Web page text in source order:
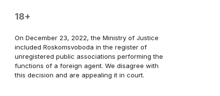
18+
On December 23, 2022, the Ministry of Justice
included Roskomsvoboda in the register of
unregistered public associations performing the
functions of a foreign agent. We disagree with
this decision and are appealing it in court.